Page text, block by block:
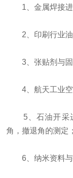
1、金属焊接进
2、印刷行业油
3、张贴剂与固
4、航天工业空
5、石油开采进
角，撤退角的测定；
6、纳米资料与